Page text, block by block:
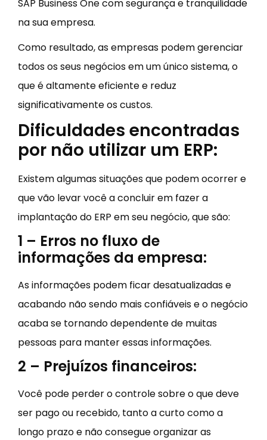
SAP Business One com segurança e tranquilidade
na sua empresa.
Como resultado, as empresas podem gerenciar
todos os seus negócios em um único sistema, o
que é altamente eficiente e reduz
significativamente os custos.
Dificuldades encontradas
por não utilizar um ERP:
Existem algumas situações que podem ocorrer e
que vão levar você a concluir em fazer a
implantação do ERP em seu negócio, que são:
1 – Erros no fluxo de
informações da empresa:
As informações podem ficar desatualizadas e
acabando não sendo mais confiáveis e o negócio
acaba se tornando dependente de muitas
pessoas para manter essas informações.
2 – Prejuízos financeiros:
Você pode perder o controle sobre o que deve
ser pago ou recebido, tanto a curto como a
longo prazo e não consegue organizar as